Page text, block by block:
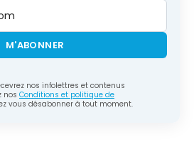
M'ABONNER
nos infolettres et contenus
nos Conditions et politique de
vous désabonner à tout moment.